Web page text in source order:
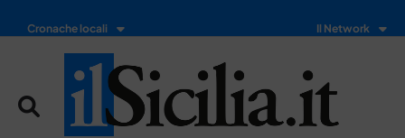
Cronache locali Il Network